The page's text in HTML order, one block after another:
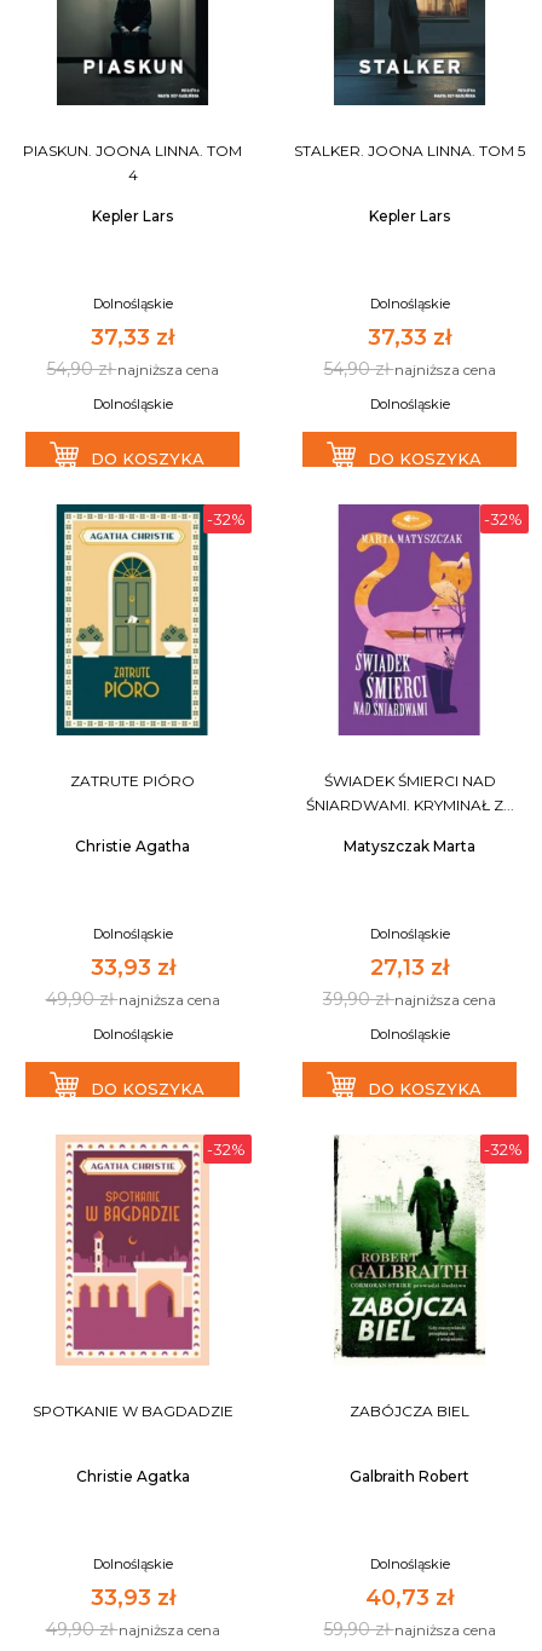
PIASKUN. JOONA LINNA. TOM
4
Kepler Lars
Dolnośląskie
37,33 zł
54,90 złnajniższa cena
Dolnośląskie
DO KOSZYKA
STALKER. JOONA LINNA. TOM 5
Kepler Lars
Dolnośląskie
37,33 zł
54,90 złnajniższa cena
Dolnośląskie
DO KOSZYKA
-32%
ZATRUTE PIÓRO
Christie Agatha
Dolnośląskie
33,93 zł
49,90 złnajniższa cena
Dolnośląskie
DO KOSZYKA
-32%
ŚWIADEK ŚMIERCI NAD
ŚNIARDWAMI. KRYMINAŁ Z...
Matyszczak Marta
Dolnośląskie
27,13 zł
39,90 złnajniższa cena
Dolnośląskie
DO KOSZYKA
-32%
SPOTKANIE W BAGDADZIE
Christie Agatka
Dolnośląskie
33,93 zł
49,90 złnajniższa cena
-32%
ZABÓJCZA BIEL
Galbraith Robert
Dolnośląskie
40,73 zł
59,90 złnajniższa cena